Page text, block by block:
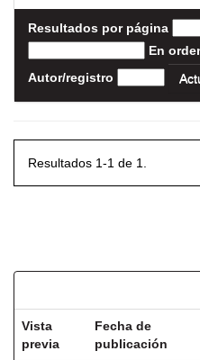
Resultados por página
En
Autor/registro
Resultados 1-1 de 1.
Vista
previa
Fecha de
publicación